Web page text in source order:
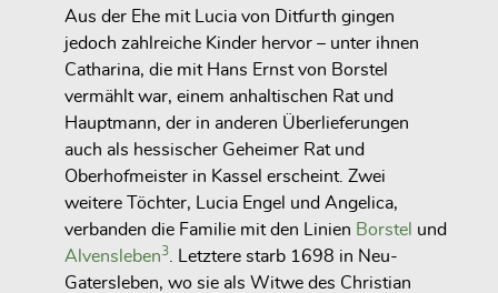
Aus der Ehe mit Lucia von Ditfurth gingen
jedoch zahlreiche Kinder hervor – unter ihnen
Catharina, die mit Hans Ernst von Borstel
vermählt war, einem anhaltischen Rat und
Hauptmann, der in anderen Überlieferungen
auch als hessischer Geheimer Rat und
Oberhofmeister in Kassel erscheint. Zwei
weitere Töchter, Lucia Engel und Angelica,
verbanden die Familie mit den Linien Borstel und
Alvensleben3
. Letztere starb 1698 in Neu-
Gatersleben, wo sie als Witwe des Christian